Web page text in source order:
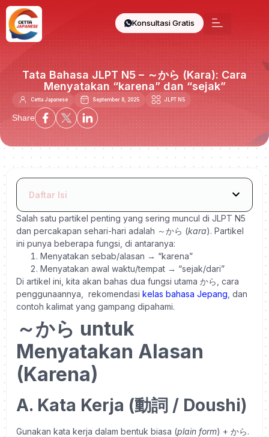
Konsultasi Gratis
Tata Bahasa JLPT N5 – ～から (Kara): Cara
Menyatakan “karena” dan “sejak”
Cetta Japanese September 8, 2025 JLPT N5
Share
Daftar Isi
Salah satu partikel penting yang sering muncul di JLPT N5
dan percakapan sehari-hari adalah ～から (kara). Partikel
ini punya beberapa fungsi, di antaranya:
Menyatakan sebab/alasan → “karena”
Menyatakan awal waktu/tempat → “sejak/dari”
Di artikel ini, kita akan bahas dua fungsi utama から, cara
penggunaannya, rekomendasi kelas bahasa Jepang , dan
contoh kalimat yang gampang dipahami.
～から untuk
Menyatakan Alasan
(Karena)
A. Kata Kerja (動詞 / Doushi)
Gunakan kata kerja dalam bentuk biasa (plain form) + から.